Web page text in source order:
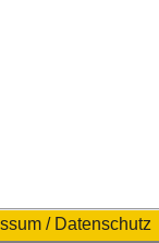
/ Datenschutz